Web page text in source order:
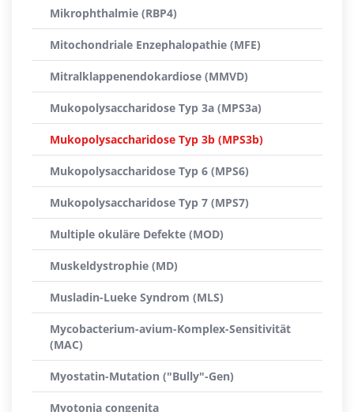
Mikrophthalmie (RBP4)
Mitochondriale Enzephalopathie (MFE)
Mitralklappenendokardiose (MMVD)
Mukopolysaccharidose Typ 3a (MPS3a)
Mukopolysaccharidose Typ 3b (MPS3b)
Mukopolysaccharidose Typ 6 (MPS6)
Mukopolysaccharidose Typ 7 (MPS7)
Multiple okuläre Defekte (MOD)
Muskeldystrophie (MD)
Musladin-Lueke Syndrom (MLS)
Mycobacterium-avium-Komplex-Sensitivität
(MAC)
Myostatin-Mutation ("Bully"-Gen)
Myotonia congenita